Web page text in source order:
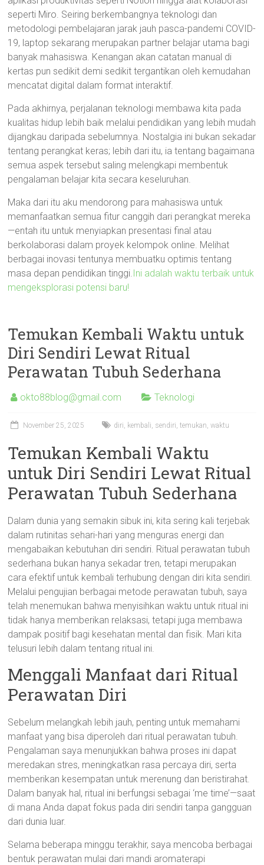
seperti Miro. Seiring berkembangnya teknologi dan
metodologi pembelajaran jarak jauh pasca-pandemi COVID-
19, laptop sekarang merupakan partner belajar utama bagi
banyak mahasiswa. Kenangan akan catatan manual di
kertas pun sedikit demi sedikit tergantikan oleh kemudahan
mencatat digital dalam format interaktif.
Pada akhirnya, perjalanan teknologi membawa kita pada
kualitas hidup lebih baik melalui pendidikan yang lebih mudah
dijangkau daripada sebelumnya. Nostalgia ini bukan sekadar
tentang perangkat keras; lebih dari itu, ia tentang bagaimana
semua aspek tersebut saling melengkapi membentuk
pengalaman belajar kita secara keseluruhan.
Maka dari itu aku mendorong para mahasiswa untuk
memanfaatkan semua fitur canggih dari perangkat mereka
—entah itu untuk menyiapkan presentasi final atau
berkolaborasi dalam proyek kelompok online. Melihat
berbagai inovasi tentunya membuatku optimis tentang
masa depan pendidikan tinggi.Ini adalah waktu terbaik untuk
mengeksplorasi potensi baru!
Temukan Kembali Waktu untuk
Diri Sendiri Lewat Ritual
Perawatan Tubuh Sederhana
okto88blog@gmail.com Teknologi
November 25, 2025 diri, kembali, sendiri,temukan,waktu
Temukan Kembali Waktu
untuk Diri Sendiri Lewat Ritual
Perawatan Tubuh Sederhana
Dalam dunia yang semakin sibuk ini, kita sering kali terjebak
dalam rutinitas sehari-hari yang menguras energi dan
mengabaikan kebutuhan diri sendiri. Ritual perawatan tubuh
sederhana bukan hanya sekadar tren, tetapi merupakan
cara efektif untuk kembali terhubung dengan diri kita sendiri.
Melalui pengujian berbagai metode perawatan tubuh, saya
telah menemukan bahwa menyisihkan waktu untuk ritual ini
tidak hanya memberikan relaksasi, tetapi juga membawa
dampak positif bagi kesehatan mental dan fisik. Mari kita
telusuri lebih dalam tentang ritual ini.
Menggali Manfaat dari Ritual
Perawatan Diri
Sebelum melangkah lebih jauh, penting untuk memahami
manfaat yang bisa diperoleh dari ritual perawatan tubuh.
Pengalaman saya menunjukkan bahwa proses ini dapat
meredakan stres, meningkatkan rasa percaya diri, serta
memberikan kesempatan untuk merenung dan beristirahat.
Dalam banyak hal, ritual ini berfungsi sebagai ‘me time’—saat
di mana Anda dapat fokus pada diri sendiri tanpa gangguan
dari dunia luar.
Selama beberapa minggu terakhir, saya mencoba berbagai
bentuk perawatan mulai dari mandi aromaterapi